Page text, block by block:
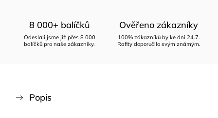
8 000+ balíčků
Odeslali jsme již přes 8 000
balíčků pro naše zákazníky.
Ověřeno zákazníky
100% zákazníků by ke dni 24.7.
Rafity doporučilo svým známým.
Popis